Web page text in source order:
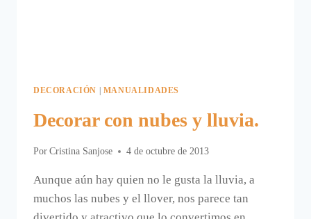
DECORACIÓN | MANUALIDADES
Decorar con nubes y lluvia.
Por Cristina Sanjose 4 de octubre de 2013
Aunque aún hay quien no le gusta la lluvia, a
muchos las nubes y el llover, nos parece tan